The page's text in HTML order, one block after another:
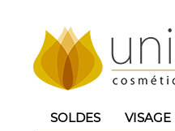
SOLDES VISAGE